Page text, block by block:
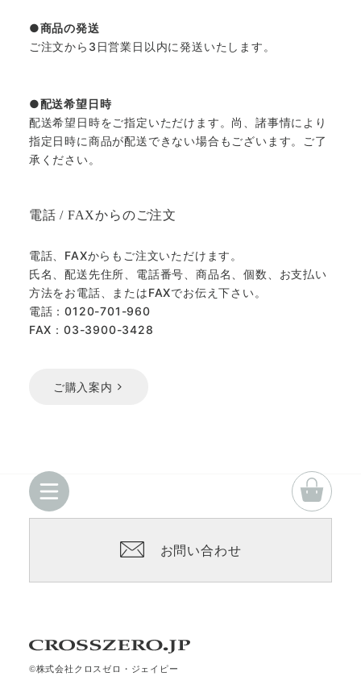
商品の発送
ご注文から3日営業日以内に発送いたします。
配送希望日時
配送希望日時をご指定いただけます。尚、諸事情により
指定日時に商品が配送できない場合もございます。ご了
承ください。
電話 / FAXからのご注文
電話、FAXからもご注文いただけます。
氏名、配送先住所、電話番号、商品名、個数、お支払い
方法をお電話、またはFAXでお伝え下さい。
電話：0120-701-960
FAX：03-3900-3428
ご購入案内
©株式会社クロスゼロ・ジェイピー
お問い合わせ